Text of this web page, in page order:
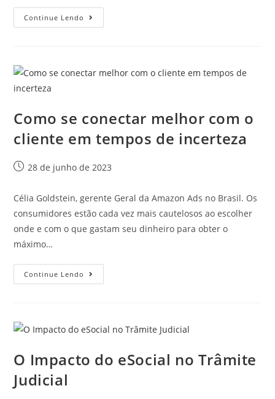
Continue Lendo
Como se conectar melhor com o
cliente em tempos de incerteza
28 de junho de 2023
Célia Goldstein, gerente Geral da Amazon Ads no Brasil. Os
consumidores estão cada vez mais cautelosos ao escolher
onde e com o que gastam seu dinheiro para obter o
máximo…
Continue Lendo
O Impacto do eSocial no Trâmite
Judicial